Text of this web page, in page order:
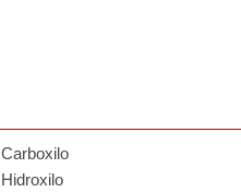
Carboxilo
Hidroxilo